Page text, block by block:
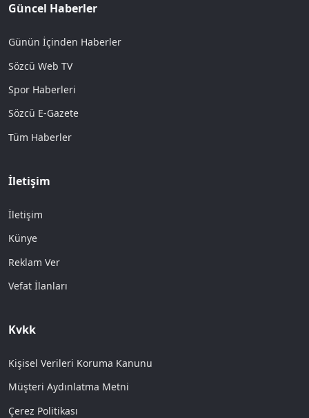
Güncel Haberler
Günün İçinden Haberler
Sözcü Web TV
Spor Haberleri
Sözcü E-Gazete
Tüm Haberler
İletişim
İletişim
Künye
Reklam Ver
Vefat İlanları
Kvkk
Kişisel Verileri Koruma Kanunu
Müşteri Aydınlatma Metni
Çerez Politikası